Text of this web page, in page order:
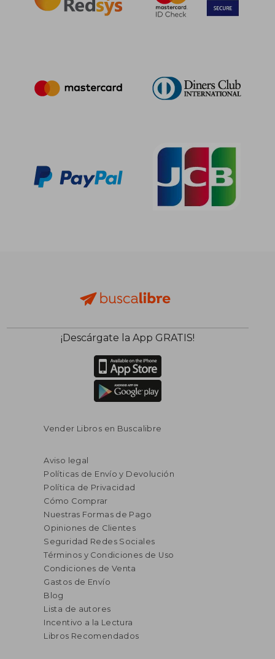
¡Descárgate la App GRATIS!
Vender Libros en Buscalibre
Aviso legal
Políticas de Envío y Devolución
Política de Privacidad
Cómo Comprar
Nuestras Formas de Pago
Opiniones de Clientes
Seguridad Redes Sociales
Términos y Condiciones de Uso
Condiciones de Venta
Gastos de Envío
Blog
Lista de autores
Incentivo a la Lectura
Libros Recomendados